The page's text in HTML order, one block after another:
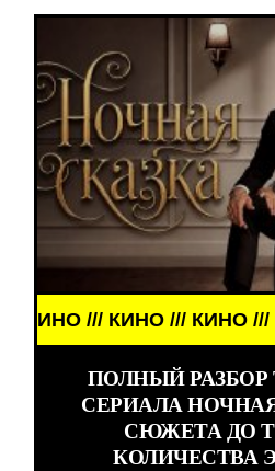
/// КИНО /// КИНО ///
ПОЛНЫЙ РАЗБОР
СЕРИАЛА
СЮЖЕТА ДО
КОЛИЧЕСТВА